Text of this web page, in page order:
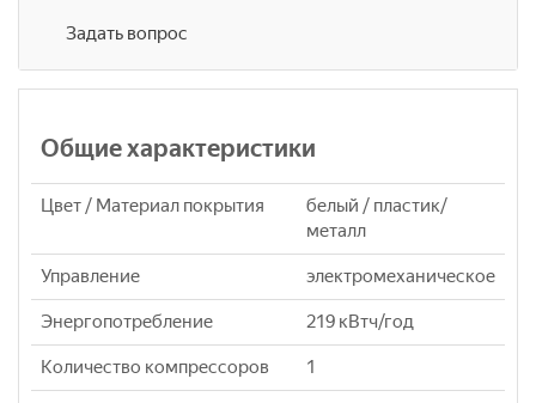
Задать вопрос
Общие характеристики
Цвет / Материал покрытия
белый / пластик/
металл
Управление электромеханическое
Энергопотребление 219 кВтч/год
Количество компрессоров 1